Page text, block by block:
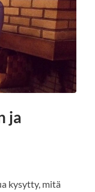
ja
kysytty, mitä